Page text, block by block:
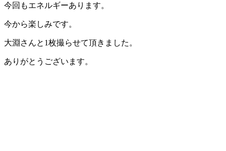
今回もエネルギーあります。
今から楽しみです。
大淵さんと1枚撮らせて頂きました。
ありがとうございます。